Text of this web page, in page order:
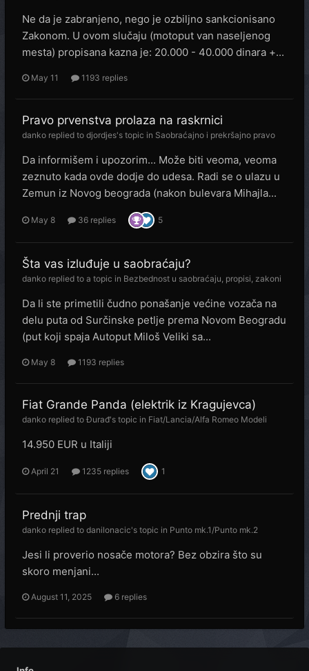
Ne da je zabranjeno, nego je ozbiljno sankcionisano
Zakonom. U ovom slučaju (motoput van naseljenog
mesta) propisana kazna je: 20.000 - 40.000 dinara +...
May 11 1193 replies
Pravo prvenstva prolaza na raskrnici
danko replied to djordjes's topic in Saobraćajno i prekršajno pravo
Da informišem i upozorim... Može biti veoma, veoma
zeznuto kada ovde dodje do udesa. Radi se o ulazu u
Zemun iz Novog beograda (nakon bulevara Mihajla...
May 8 36 replies 5
Šta vas izluđuje u saobraćaju?
danko replied to a topic in Bezbednost u saobraćaju, propisi, zakoni
Da li ste primetili čudno ponašanje većine vozača na
delu puta od Surčinske petlje prema Novom Beogradu
(put koji spaja Autoput Miloš Veliki sa...
May 8 1193 replies
Fiat Grande Panda (elektrik iz Kragujevca)
danko replied toĐurađ's topic in Fiat/Lancia/Alfa Romeo Modeli
14.950 EUR u Italiji
April 21 1235 replies 1
Prednji trap
danko replied to danilonacic's topic in Punto mk.1/Punto mk.2
Jesi li proverio nosače motora? Bez obzira što su
skoro menjani...
August 11, 2025 6 replies